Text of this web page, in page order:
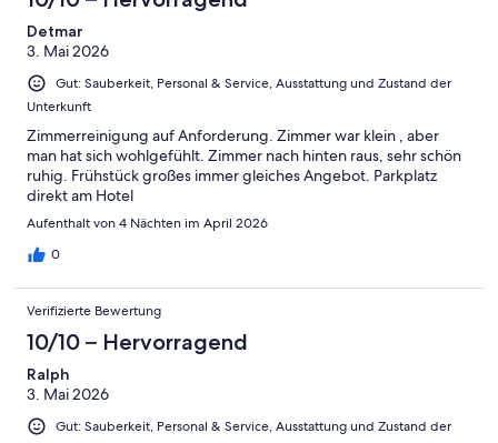
Detmar
3. Mai 2026
Gut: Sauberkeit, Personal & Service, Ausstattung und Zustand der
Unterkunft
Zimmerreinigung auf Anforderung. Zimmer war klein , aber
man hat sich wohlgefühlt. Zimmer nach hinten raus, sehr schön
ruhig. Frühstück großes immer gleiches Angebot. Parkplatz
direkt am Hotel
Aufenthalt von 4 Nächten im April 2026
0
Verifizierte Bewertung
10/10 – Hervorragend
Ralph
3. Mai 2026
Gut: Sauberkeit, Personal & Service, Ausstattung und Zustand der